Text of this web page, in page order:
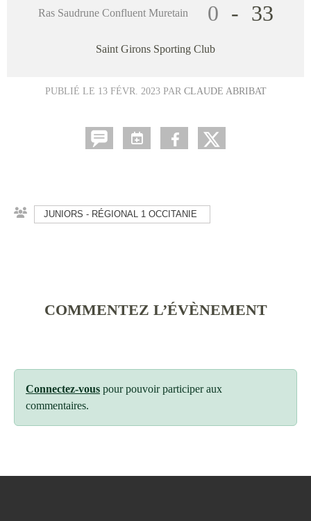
Ras Saudrune Confluent Muretain 0 - 33
Saint Girons Sporting Club
PUBLIÉ LE 13 FÉVR. 2023PAR CLAUDE ABRIBAT
JUNIORS - RÉGIONAL 1 OCCITANIE
COMMENTEZ L’ÉVÈNEMENT
Connectez-vous pour pouvoir participer aux
commentaires.